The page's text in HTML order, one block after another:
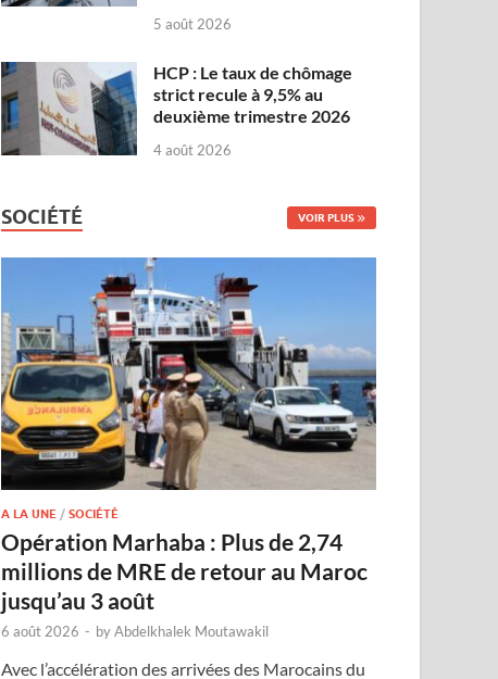
5 août 2026
HCP : Le taux de chômage
strict recule à 9,5% au
deuxième trimestre 2026
4 août 2026
SOCIÉTÉ VOIR PLUS
A LA UNE /SOCIÉTÉ
Opération Marhaba : Plus de 2,74
millions de MRE de retour au Maroc
jusqu’au 3 août
6 août 2026 - byAbdelkhalek Moutawakil
Avec l’accélération des arrivées des Marocains du